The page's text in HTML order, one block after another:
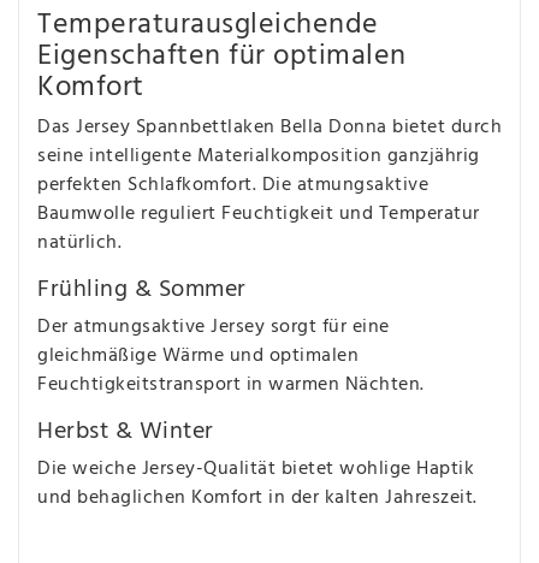
Temperaturausgleichende
Eigenschaften für optimalen
Komfort
Das Jersey Spannbettlaken Bella Donna bietet durch
seine intelligente Materialkomposition ganzjährig
perfekten Schlafkomfort. Die atmungsaktive
Baumwolle reguliert Feuchtigkeit und Temperatur
natürlich.
Frühling & Sommer
Der atmungsaktive Jersey sorgt für eine
gleichmäßige Wärme und optimalen
Feuchtigkeitstransport in warmen Nächten.
Herbst & Winter
Die weiche Jersey-Qualität bietet wohlige Haptik
und behaglichen Komfort in der kalten Jahreszeit.